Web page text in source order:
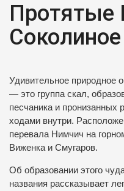
Протятые
Удивительное природное
— это группа скал,
песчаника и пронизанных
ходами внутри.
перевала Нимчич на
Виженка и Смугаров.
Об образовании этого
названия рассказывает